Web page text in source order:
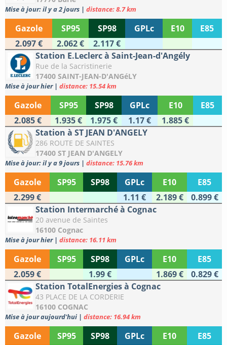
Mise à jour: il y a 2 jours | distance: 8.7 km
Gazole SP95 SP98 GPLc E10
E85
2.097 €
2.062 €
2.117 €
Station E.Leclerc à Saint-Jean-d'Angély
Rue de la Sacristinerie
17400 SAINT-JEAN-D'ANGéLY
Mise à jour hier | distance: 15.54 km
Gazole SP95 SP98 GPLc E10
E85
2.085 €
1.935 € 1.975 € 1.17 €
1.885 €
Station à ST JEAN D'ANGELY
286 ROUTE DE SAINTES
17400 ST JEAN D'ANGELY
Mise à jour: il y a 9 jours | distance: 15.76 km
Gazole SP95 SP98 GPLc E10
E85
2.299 €
1.11 € 2.189 €
0.899 €
Station Intermarché à Cognac
20 avenue de Saintes
16100 Cognac
Mise à jour hier | distance: 16.11 km
Gazole SP95 SP98 GPLc E10
E85
2.059 €
1.99 € 1.869 €
0.829 €
Station TotalEnergies à Cognac
43 PLACE DE LA CORDERIE
16100 COGNAC
Mise à jour aujourd'hui | distance: 16.94 km
Gazole SP95 SP98 GPLc E10
E85